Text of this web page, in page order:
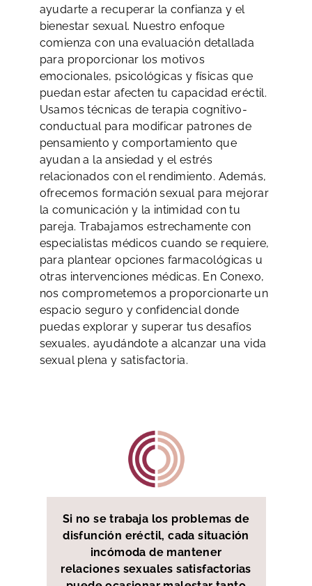
ayudarte a recuperar la confianza y el
bienestar sexual. Nuestro enfoque
comienza con una evaluación detallada
para proporcionar los motivos
emocionales, psicológicas y físicas que
puedan estar afecten tu capacidad eréctil.
Usamos técnicas de terapia cognitivo-
conductual para modificar patrones de
pensamiento y comportamiento que
ayudan a la ansiedad y el estrés
relacionados con el rendimiento. Además,
ofrecemos formación sexual para mejorar
la comunicación y la intimidad con tu
pareja. Trabajamos estrechamente con
especialistas médicos cuando se requiere,
para plantear opciones farmacológicas u
otras intervenciones médicas. En Conexo,
nos comprometemos a proporcionarte un
espacio seguro y confidencial donde
puedas explorar y superar tus desafíos
sexuales, ayudándote a alcanzar una vida
sexual plena y satisfactoria.
Si no se trabaja los problemas de
disfunción eréctil, cada situación
incómoda de mantener
relaciones sexuales satisfactorias